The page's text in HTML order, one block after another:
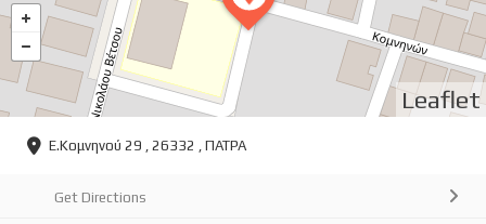
Leaflet
Ε.Κομνηνού 29 , 26332 , ΠΑΤΡΑ
Get Directions